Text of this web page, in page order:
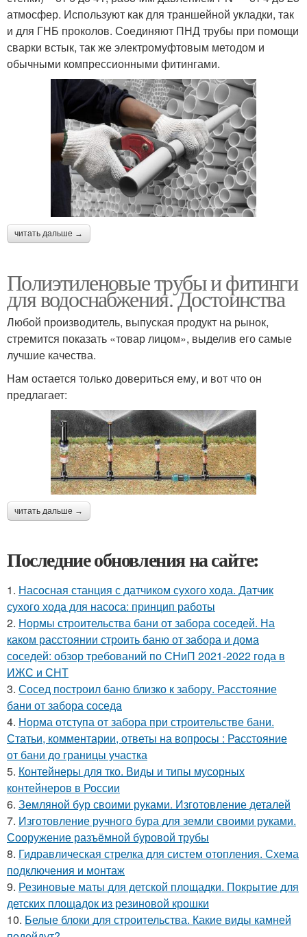
атмосфер. Используют как для траншейной укладки, так
и для ГНБ проколов. Соединяют ПНД трубы при помощи
сварки встык, так же электромуфтовым методом и
обычными компрессионными фитингами.
читать дальше →
Полиэтиленовые трубы и фитинги
для водоснабжения. Достоинства
Любой производитель, выпуская продукт на рынок,
стремится показать «товар лицом», выделив его самые
лучшие качества.
Нам остается только довериться ему, и вот что он
предлагает:
читать дальше →
Последние обновления на сайте:
1. Насосная станция с датчиком сухого хода. Датчик
сухого хода для насоса: принцип работы
2. Нормы строительства бани от забора соседей. На
каком расстоянии строить баню от забора и дома
соседей: обзор требований по СНиП 2021-2022 года в
ИЖС и СНТ
3. Сосед построил баню близко к забору. Расстояние
бани от забора соседа
4. Норма отступа от забора при строительстве бани.
Статьи, комментарии, ответы на вопросы : Расстояние
от бани до границы участка
5. Контейнеры для тко. Виды и типы мусорных
контейнеров в России
6. Земляной бур своими руками. Изготовление деталей
7. Изготовление ручного бура для земли своими руками.
Сооружение разъёмной буровой трубы
8. Гидравлическая стрелка для систем отопления. Схема
подключения и монтаж
9. Резиновые маты для детской площадки. Покрытие для
детских площадок из резиновой крошки
10. Белые блоки для строительства. Какие виды камней